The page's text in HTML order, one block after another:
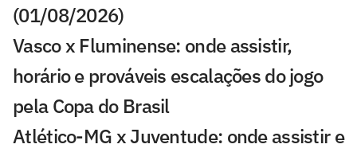
(01/08/2026)
Vasco x Fluminense: onde assistir,
horário e prováveis escalações do jogo
pela Copa do Brasil
Atlético-MG x Juventude: onde assistir e